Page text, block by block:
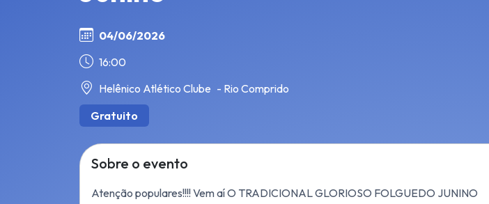
04/06/2026
16:00
Helênico Atlético Clube - Rio Comprido
Gratuito
Sobre o evento
Atenção populares!!!! Vem aí O TRADICIONAL GLORIOSO FOLGUEDO JUNINO